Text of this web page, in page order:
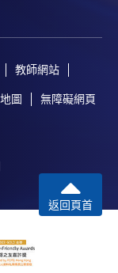
教師網站
圖 無障礙網頁
返回頁首